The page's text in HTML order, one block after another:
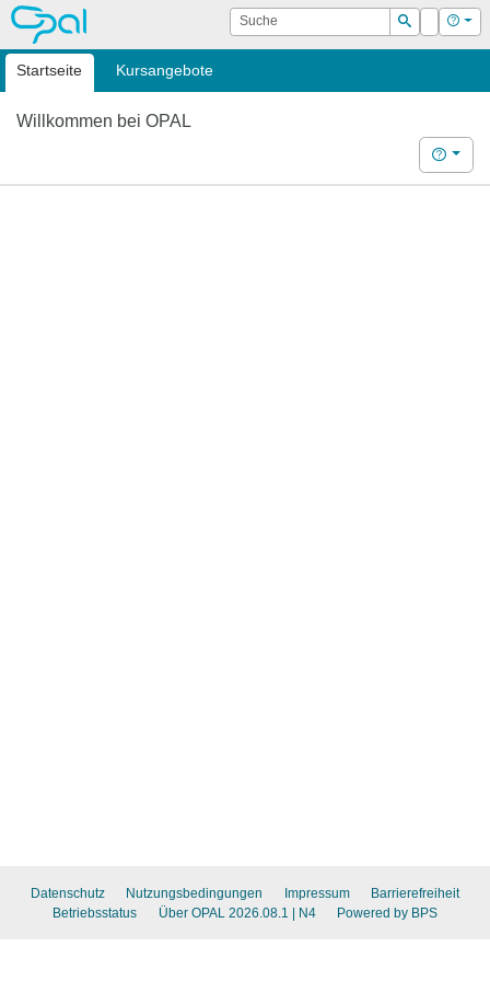
OPAL Suche
Suchen
Login Hilfe
Startseite Kursangebote
Willkommen bei OPAL
Hilfe
Datenschutz Nutzungsbedingungen Impressum
Barrierefreiheit
Betriebsstatus
Über OPAL 2026.08.1 | N4 Powered by BPS